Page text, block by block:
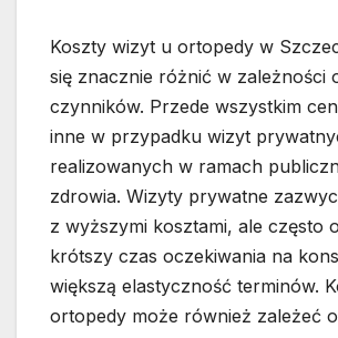
Koszty wizyt u ortopedy w
się znacznie różnić w zależności
czynników. Przede wszystkim
inne w przypadku wizyt
realizowanych w ramach
zdrowia. Wizyty prywatne
z wyższymi kosztami, ale często
krótszy czas oczekiwania na
większą elastyczność terminów.
ortopedy może również zależeć